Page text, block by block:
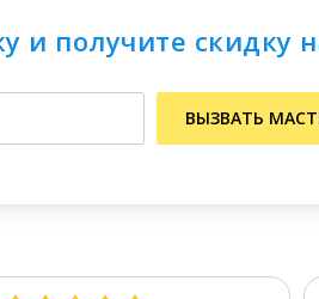
и получите скидку
ВЫЗВАТЬ